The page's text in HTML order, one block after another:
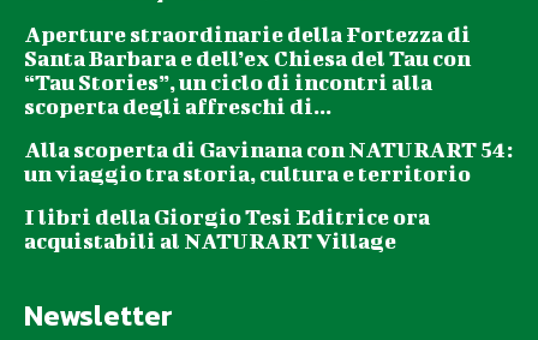
Aperture straordinarie della Fortezza di
Santa Barbara e dell’ex Chiesa del Tau con
“Tau Stories”, un ciclo di incontri alla
scoperta degli affreschi di...
Alla scoperta di Gavinana con NATURART 54:
un viaggio tra storia, cultura e territorio
I libri della Giorgio Tesi Editrice ora
acquistabili al NATURART Village
Newsletter